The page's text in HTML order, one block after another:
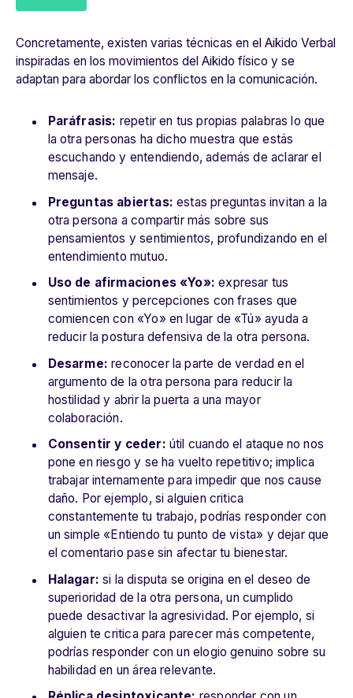
Concretamente, existen varias técnicas en el Aikido Verbal
inspiradas en los movimientos del Aikido físico y se
adaptan para abordar los conflictos en la comunicación.
Paráfrasis: repetir en tus propias palabras lo que
la otra personas ha dicho muestra que estás
escuchando y entendiendo, además de aclarar el
mensaje.
Preguntas abiertas: estas preguntas invitan a la
otra persona a compartir más sobre sus
pensamientos y sentimientos, profundizando en el
entendimiento mutuo.
Uso de afirmaciones «Yo»: expresar tus
sentimientos y percepciones con frases que
comiencen con «Yo» en lugar de «Tú» ayuda a
reducir la postura defensiva de la otra persona.
Desarme: reconocer la parte de verdad en el
argumento de la otra persona para reducir la
hostilidad y abrir la puerta a una mayor
colaboración.
Consentir y ceder: útil cuando el ataque no nos
pone en riesgo y se ha vuelto repetitivo; implica
trabajar internamente para impedir que nos cause
daño. Por ejemplo, si alguien critica
constantemente tu trabajo, podrías responder con
un simple «Entiendo tu punto de vista» y dejar que
el comentario pase sin afectar tu bienestar.
Halagar: si la disputa se origina en el deseo de
superioridad de la otra persona, un cumplido
puede desactivar la agresividad. Por ejemplo, si
alguien te critica para parecer más competente,
podrías responder con un elogio genuino sobre su
habilidad en un área relevante.